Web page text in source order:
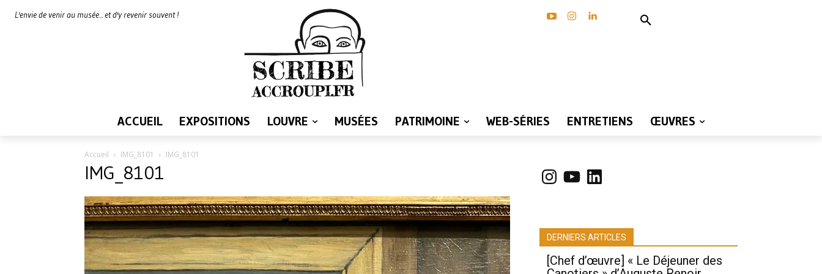
L'envie de venir au musée... et d'y revenir souvent !
ACCUEIL EXPOSITIONS LOUVRE MUSÉES PATRIMOINE WEB-SÉRIES ENTRETIENS ŒUVRES
Accueil IMG_8101 IMG_8101
IMG_8101 Instagram
YouTubeLinkedIn
DERNIERS ARTICLES
[Chef d’œuvre] « Le Déjeuner des